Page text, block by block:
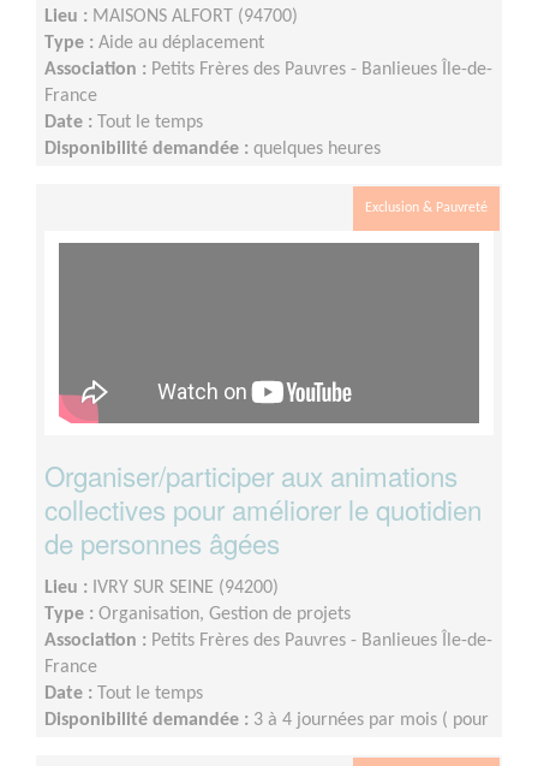
Lieu : MAISONS ALFORT (94700)
Type : Aide au déplacement
Association : Petits Frères des Pauvres - Banlieues Île-de-
France
Date : Tout le temps
Disponibilité demandée : quelques heures
Exclusion & Pauvreté
Organiser/participer aux animations
collectives pour améliorer le quotidien
de personnes âgées
Lieu : IVRY SUR SEINE (94200)
Type : Organisation, Gestion de projets
Association : Petits Frères des Pauvres - Banlieues Île-de-
France
Date : Tout le temps
Disponibilité demandée : 3 à 4 journées par mois ( pour